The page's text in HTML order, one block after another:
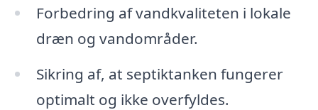
Forbedring af vandkvaliteten i lokale
dræn og vandområder.
Sikring af, at septiktanken fungerer
optimalt og ikke overfyldes.